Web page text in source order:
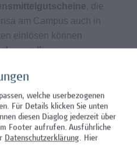
, die
am Campus auch in
einlösen können
Ihrer
bei (Campus Vital)
Wien ist als
Hochschule
zahlreiche Maßnahmen
Mitarbeitenden und
welche userbezogenen
Für Details klicken Sie unten
diesen Diaglog jederzeit über
Footer aufrufen. Ausführliche
Datenschutzerklärung. Hier